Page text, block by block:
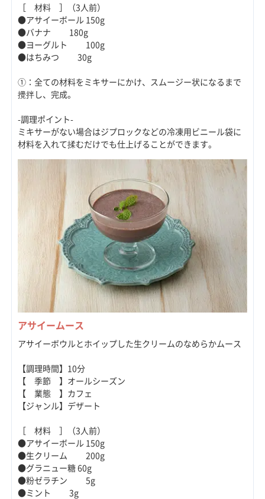
［ 材料 ］（3人前）
●アサイーボール 150g
●バナナ 180g
●ヨーグルト 100g
●はちみつ 30g
①：全ての材料をミキサーにかけ、スムージー状になるまで
攪拌し、完成。
-調理ポイント-
ミキサーがない場合はジプロックなどの冷凍用ビニール袋に
材料を入れて揉むだけでも仕上げることができます。
アサイームース
アサイーボウルとホイップした生クリームのなめらかムース
【調理時間】10分
【 季節 】オールシーズン
【 業態 】カフェ
【ジャンル】デザート
［ 材料 ］（3人前）
●アサイーボール 150g
●生クリーム 200g
●グラニュー糖 60g
●粉ゼラチン 5g
●ミント 3g